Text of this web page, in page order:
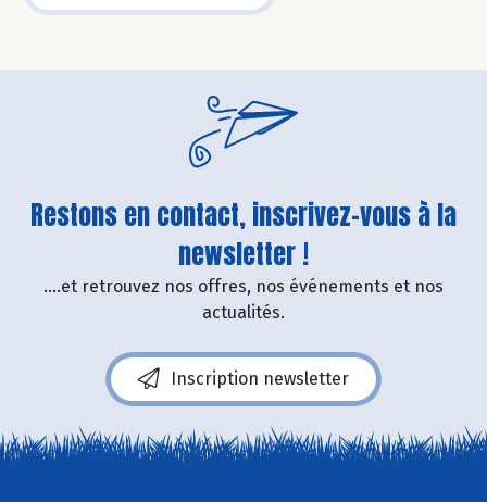
Restons en contact, inscrivez-vous à la
newsletter !
....et retrouvez nos offres, nos événements et nos
actualités.
Inscription newsletter